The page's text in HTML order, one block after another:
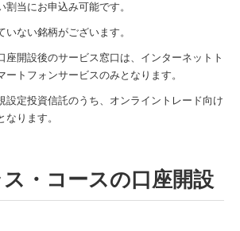
割当にお申込み可能です。
いない銘柄がございます。
座開設後のサービス窓口は、インターネットト
ートフォンサービスのみとなります。
設定投資信託のうち、オンライントレード向け
なります。
・コースの口座開設